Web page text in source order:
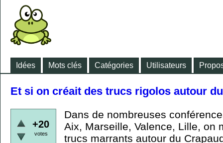
Idées Mots clés Catégories Utilisateurs
Et si on créait des trucs rigolos autour
+20
votes
Dans de nombreuses
Aix, Marseille, Valence, Lille, on
trucs marrants autour du